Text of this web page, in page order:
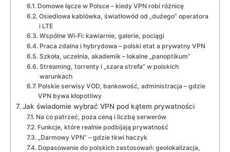
Domowe łącze w Polsce – kiedy VPN robi różnicę
Osiedlowa kablówka, światłowód od „dużego” operatora
i LTE
Wspólne Wi‑Fi: kawiarnie, galerie, pociągi
Praca zdalna i hybrydowa – polski etat a prywatny VPN
Szkoła, uczelnia, akademik – lokalne „panoptikum”
Streaming, torrenty i „szara strefa” w polskich
warunkach
Polskie serwisy VOD, bankowość, administracja – gdzie
VPN bywa kłopotliwy
Jak świadomie wybrać VPN pod kątem prywatności
Na co patrzeć, poza ceną i liczbą serwerów
Funkcje, które realnie podbijają prywatność
„Darmowy VPN” – gdzie tkwi haczyk
Dopasowanie do polskich zastosowań: geolokalizacja,